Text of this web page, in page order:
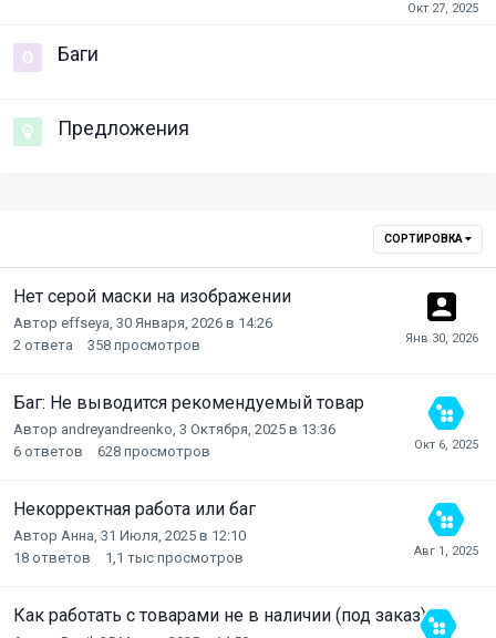
Баги
Предложения
СОРТИРОВКА
Нет серой маски на изображении
Автор effseya 30 Января, 2026 в 14:26
2 ответа 358 просмотров
Баг: Не выводится рекомендуемый товар
Автор andreyandreenko 3 Октября, 2025 в 13:36
6 ответов 628 просмотров
Некорректная работа или баг
Автор Анна 31 Июля, 2025 в 12:10
18 ответов 1,1 тыс просмотров
Как работать с товарами не в наличии (под заказ)